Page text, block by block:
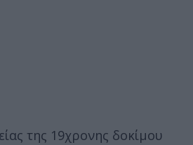
της 19χρονης δοκίμου